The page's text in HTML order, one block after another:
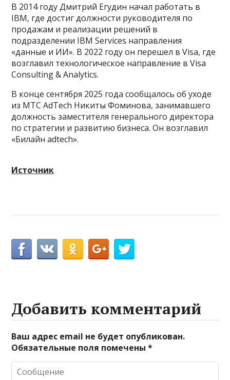
В 2014 году Дмитрий Егудин начал работать в
IBM, где достиг должности руководителя по
продажам и реализации решений в
подразделении IBM Services направления
«данные и ИИ». В 2022 году он перешел в Visa, где
возглавил технологическое направление в Visa
Consulting & Analytics.
В конце сентября 2025 года сообщалось об уходе
из МТС AdTech Никиты Фоминова, занимавшего
должность заместителя генерального директора
по стратегии и развитию бизнеса. Он возглавил
«Билайн adtech».
Источник
Добавить комментарий
Ваш адрес email не будет опубликован.
Обязательные поля помечены*